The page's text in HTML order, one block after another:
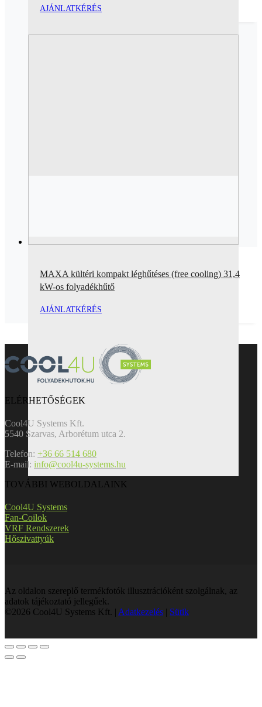
AJÁNLATKÉRÉS
MAXA kültéri kompakt léghűtéses (free cooling) 31,4
kW-os folyadékhűtő
AJÁNLATKÉRÉS
ELÉRHETŐSÉGEK
Cool4U Systems Kft.
5540 Szarvas, Arborétum utca 2.
Telefon: +36 66 514 680
E-mail: info@cool4u-systems.hu
TOVÁBBI WEBOLDALAINK
Cool4U Systems
Fan-Coilok
VRF Rendszerek
Hőszivattyúk
Az oldalon szereplő termékfotók illusztrációként szolgálnak, az
adatok tájékoztató jellegűek.
©2026 Cool4U Systems Kft. | Adatkezelés | Sütik